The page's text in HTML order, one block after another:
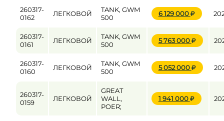
260317-
0162
ЛЕГКОВОЙ
TANK, GWM
500
6 129 000
260317-
0161
ЛЕГКОВОЙ
TANK, GWM
500
5 763 000
260317-
0160
ЛЕГКОВОЙ
TANK, GWM
500
5 052 000
260317-
0159
ЛЕГКОВОЙ
GREAT
WALL,
POER;
1 941 000